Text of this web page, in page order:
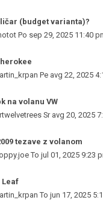
(budget varianta)?
Po sep 29, 2025 11:40
Pe avg 22, 2025
na volanu VW
Sr avg 20, 2025
tezave z volanom
To jul 01, 2025 9:23
Leaf
To jun 17, 2025